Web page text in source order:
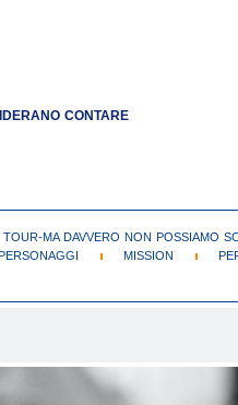
CONTARE
TOUR-MA DAVVERO NON POSSIAMO
PERSONAGGI MISSION